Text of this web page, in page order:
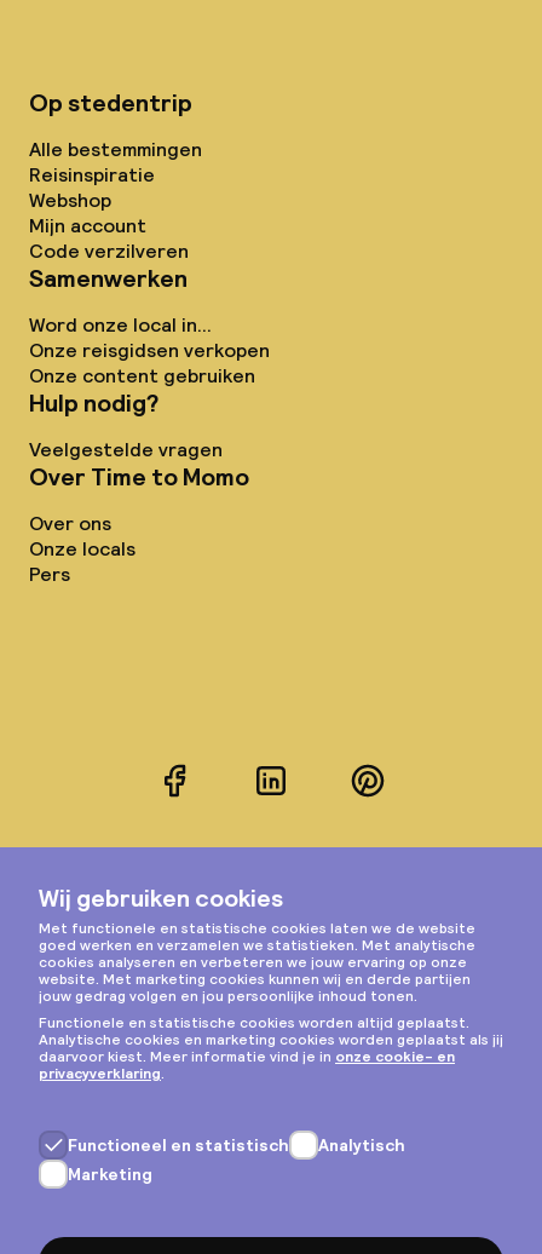
Op stedentrip
Alle bestemmingen
Reisinspiratie
Webshop
Mijn account
Code verzilveren
Samenwerken
Word onze local in...
Onze reisgidsen verkopen
Onze content gebruiken
Hulp nodig?
Veelgestelde vragen
Over Time to Momo
Over ons
Onze locals
Pers
FacebookLinkedInPinterest
Instagram
Privacy & cookies
Algemene voorwaarden